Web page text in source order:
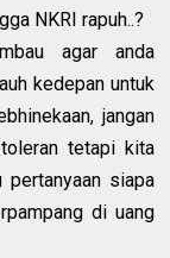
NKRI rapuh..?
agar anda
kedepan untuk
jangan
tetapi kita
siapa
di uang